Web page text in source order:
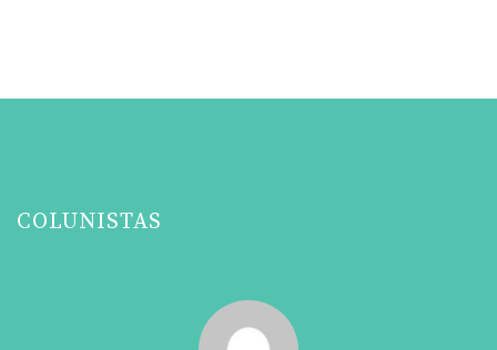
COLUNISTAS